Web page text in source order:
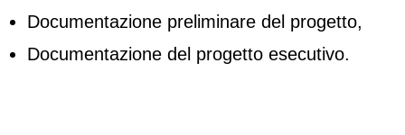
Documentazione preliminare del progetto,
Documentazione del progetto esecutivo.